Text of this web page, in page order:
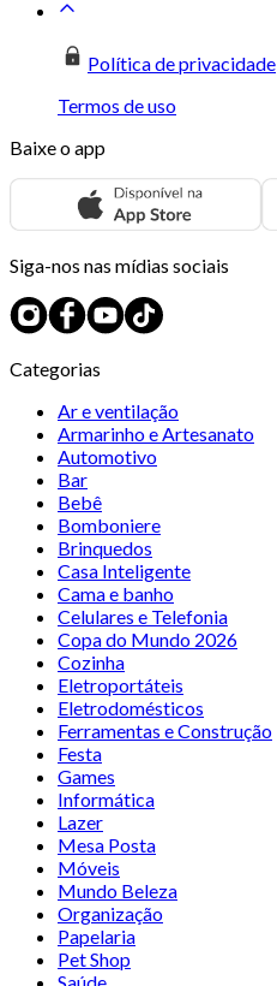
Política de privacidade
Termos de uso
Baixe o app
Siga-nos nas mídias sociais
Categorias
Ar e ventilação
Armarinho e Artesanato
Automotivo
Bar
Bebê
Bomboniere
Brinquedos
Casa Inteligente
Cama e banho
Celulares e Telefonia
Copa do Mundo 2026
Cozinha
Eletroportáteis
Eletrodomésticos
Ferramentas e Construção
Festa
Games
Informática
Lazer
Mesa Posta
Móveis
Mundo Beleza
Organização
Papelaria
Pet Shop
Saúde